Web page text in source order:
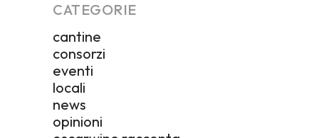
CATEGORIE
cantine
consorzi
eventi
locali
news
opinioni